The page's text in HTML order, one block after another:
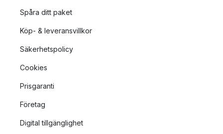
Spåra ditt paket
Köp- & leveransvillkor
Säkerhetspolicy
Cookies
Prisgaranti
Företag
Digital tillgänglighet